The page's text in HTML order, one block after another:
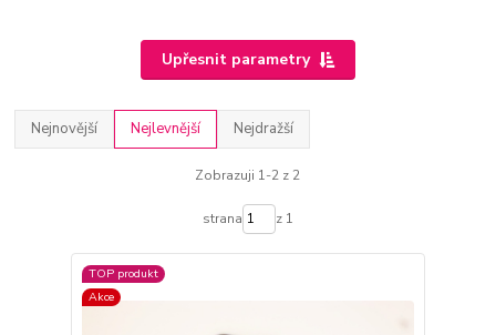
Upřesnit parametry
Nejnovější Nejlevnější Nejdražší
Zobrazuji 1-2 z 2
strana z 1
TOP produkt
Akce